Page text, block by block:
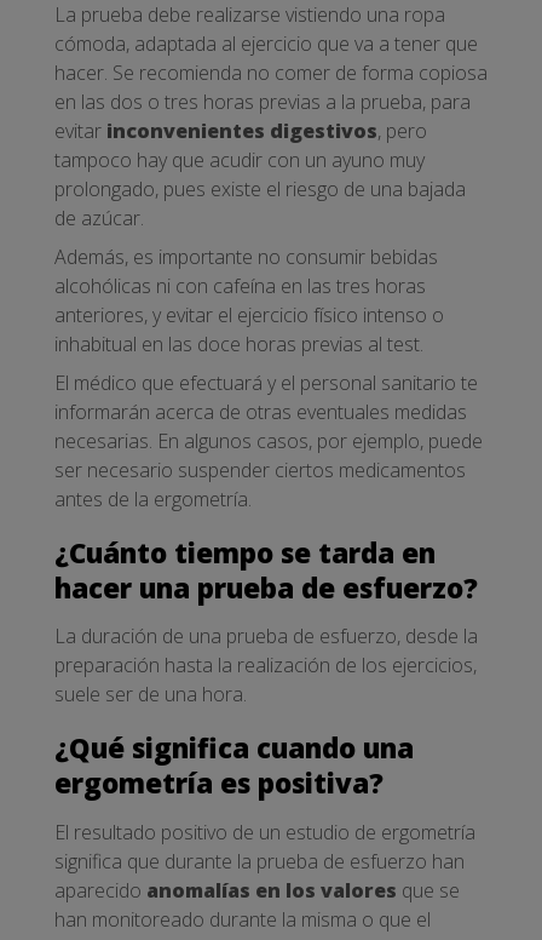
La prueba debe realizarse vistiendo una ropa
cómoda, adaptada al ejercicio que va a tener que
hacer. Se recomienda no comer de forma copiosa
en las dos o tres horas previas a la prueba, para
evitar inconvenientes digestivos, pero
tampoco hay que acudir con un ayuno muy
prolongado, pues existe el riesgo de una bajada
de azúcar.
Además, es importante no consumir bebidas
alcohólicas ni con cafeína en las tres horas
anteriores, y evitar el ejercicio físico intenso o
inhabitual en las doce horas previas al test.
El médico que efectuará y el personal sanitario te
informarán acerca de otras eventuales medidas
necesarias. En algunos casos, por ejemplo, puede
ser necesario suspender ciertos medicamentos
antes de la ergometría.
¿Cuánto tiempo se tarda en
hacer una prueba de esfuerzo?
La duración de una prueba de esfuerzo, desde la
preparación hasta la realización de los ejercicios,
suele ser de una hora.
¿Qué significa cuando una
ergometría es positiva?
El resultado positivo de un estudio de ergometría
significa que durante la prueba de esfuerzo han
aparecido anomalías en los valores que se
han monitoreado durante la misma o que el